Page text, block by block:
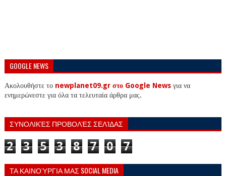
GOOGLE NEWS
Ακολουθήστε το newplanet09.gr στο Google Newsγια να
ενημερώνεστε για όλα τα τελευταία άρθρα μας.
ΣΥΝΟΛΙΚΈΣ ΠΡΟΒΟΛΈΣ ΣΕΛΊΔΑΣ
2 3 5 3 8 7 0 7
ΤΑ ΚΑΙΝΟΎΡΓΙΑ ΜΑΣ SOCIAL MEDIA